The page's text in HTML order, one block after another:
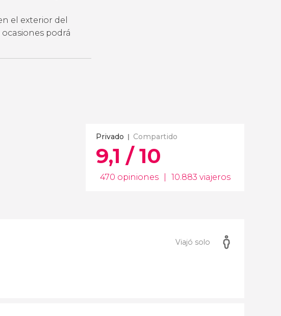
el exterior del
podrá
Privado Compartido
9,1 / 10
470 opiniones 10.883 viajeros
Viajó solo